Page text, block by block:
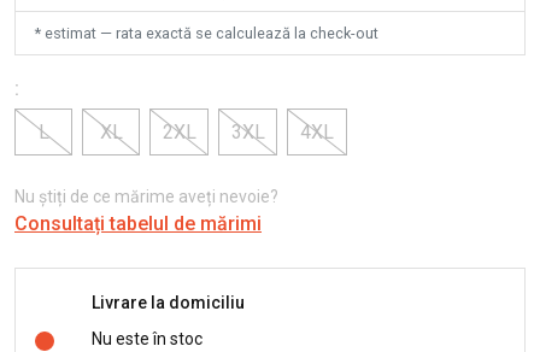
* estimat — rata exactă se calculează la check-out
:
L
XL 2XL 3XL 4XL
Nu știți de ce mărime aveți nevoie?
Consultați tabelul de mărimi
Livrare la domiciliu
Nu este în stoc